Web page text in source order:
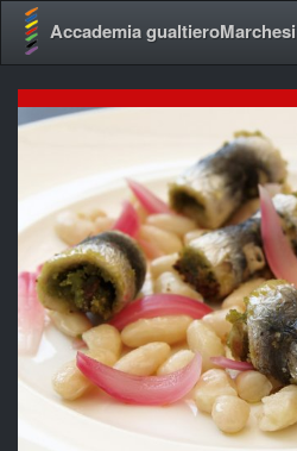
Accademia gualtieroMarchesi